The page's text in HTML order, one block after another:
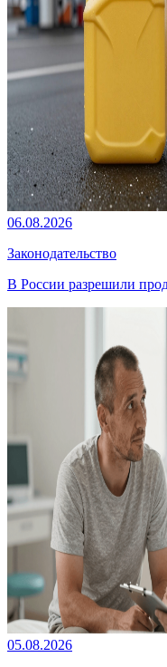
06.08.2026
Законодательство
В России разрешили
05.08.2026